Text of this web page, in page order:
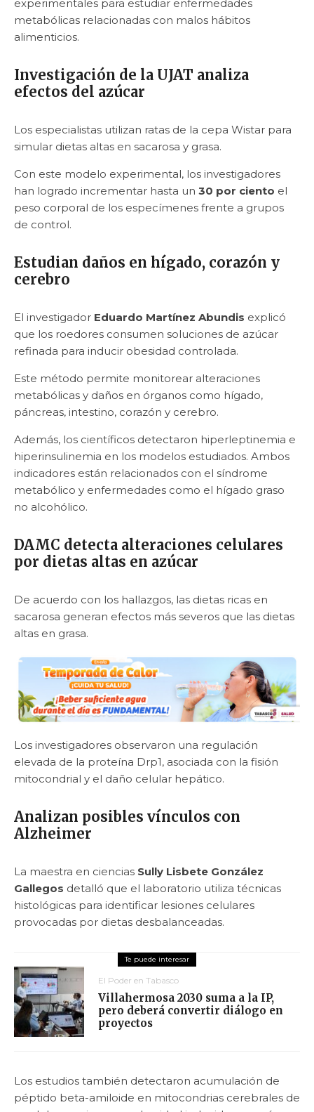
experimentales para estudiar enfermedades
metabólicas relacionadas con malos hábitos
alimenticios.
Investigación de la UJAT analiza
efectos del azúcar
Los especialistas utilizan ratas de la cepa Wistar para
simular dietas altas en sacarosa y grasa.
Con este modelo experimental, los investigadores
han logrado incrementar hasta un 30 por ciento el
peso corporal de los especímenes frente a grupos
de control.
Estudian daños en hígado, corazón y
cerebro
El investigador Eduardo Martínez Abundis explicó
que los roedores consumen soluciones de azúcar
refinada para inducir obesidad controlada.
Este método permite monitorear alteraciones
metabólicas y daños en órganos como hígado,
páncreas, intestino, corazón y cerebro.
Además, los científicos detectaron hiperleptinemia e
hiperinsulinemia en los modelos estudiados. Ambos
indicadores están relacionados con el síndrome
metabólico y enfermedades como el hígado graso
no alcohólico.
DAMC detecta alteraciones celulares
por dietas altas en azúcar
De acuerdo con los hallazgos, las dietas ricas en
sacarosa generan efectos más severos que las dietas
altas en grasa.
Los investigadores observaron una regulación
elevada de la proteína Drp1, asociada con la fisión
mitocondrial y el daño celular hepático.
Analizan posibles vínculos con
Alzheimer
La maestra en ciencias Sully Lisbete González
Gallegos detalló que el laboratorio utiliza técnicas
histológicas para identificar lesiones celulares
provocadas por dietas desbalanceadas.
El Poder en Tabasco
Villahermosa 2030 suma a la IP,
pero deberá convertir diálogo en
proyectos
Los estudios también detectaron acumulación de
péptido beta-amiloide en mitocondrias cerebrales de